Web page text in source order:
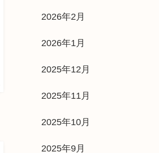
2026年2月
2026年1月
2025年12月
2025年11月
2025年10月
2025年9月